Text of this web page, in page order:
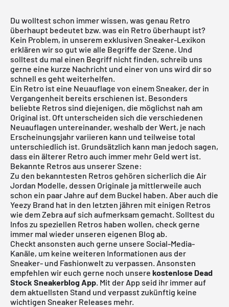
Du wolltest schon immer wissen, was genau Retro
überhaupt bedeutet bzw. was ein Retro überhaupt ist?
Kein Problem, in unserem exklusiven Sneaker-Lexikon
erklären wir so gut wie alle Begriffe der Szene. Und
solltest du mal einen Begriff nicht finden, schreib uns
gerne eine kurze Nachricht und einer von uns wird dir so
schnell es geht weiterhelfen.
Ein Retro ist eine Neuauflage von einem Sneaker, der in
Vergangenheit bereits erschienen ist. Besonders
beliebte Retros sind diejenigen, die möglichst nah am
Original ist. Oft unterscheiden sich die verschiedenen
Neuauflagen untereinander, weshalb der Wert, je nach
Erscheinungsjahr variieren kann und teilweise total
unterschiedlich ist. Grundsätzlich kann man jedoch sagen,
dass ein älterer Retro auch immer mehr Geld wert ist.
Bekannte Retros aus unserer Szene:
Zu den bekanntesten Retros gehören sicherlich die Air
Jordan Modelle, dessen Originale ja mittlerweile auch
schon ein paar Jahre auf dem Buckel haben. Aber auch die
Yeezy Brand hat in den letzten jähren mit einigen Retros
wie dem Zebra auf sich aufmerksam gemacht. Solltest du
Infos zu speziellen Retros haben wollen, check gerne
immer mal wieder unseren eigenen Blog ab.
Checkt ansonsten auch gerne unsere Social-Media-
Kanäle, um keine weiteren Informationen aus der
Sneaker- und Fashionwelt zu verpassen. Ansonsten
empfehlen wir euch gerne noch unsere kostenlose Dead
Stock Sneakerblog App . Mit der App seid ihr immer auf
dem aktuellsten Stand und verpasst zukünftig keine
wichtigen Sneaker Releases mehr.